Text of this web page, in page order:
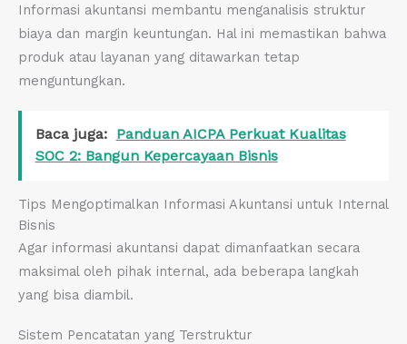
Informasi akuntansi membantu menganalisis struktur
biaya dan margin keuntungan. Hal ini memastikan bahwa
produk atau layanan yang ditawarkan tetap
menguntungkan.
Baca juga:
Panduan AICPA Perkuat Kualitas
SOC 2: Bangun Kepercayaan Bisnis
Tips Mengoptimalkan Informasi Akuntansi untuk Internal
Bisnis
Agar informasi akuntansi dapat dimanfaatkan secara
maksimal oleh pihak internal, ada beberapa langkah
yang bisa diambil.
Sistem Pencatatan yang Terstruktur